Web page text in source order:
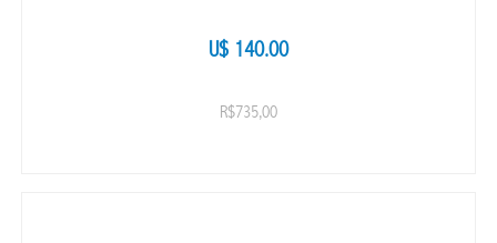
U$ 140.00
R$735,00